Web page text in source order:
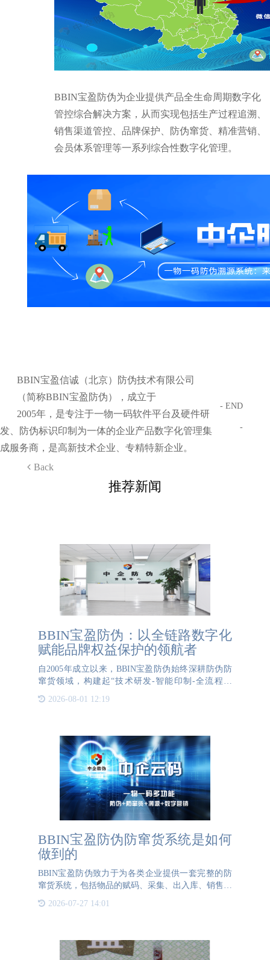
BBIN宝盈防伪为企业提供产品全生命周期数字化
管控综合解决方案，从而实现包括生产过程追溯、
销售渠道管控、品牌保护、防伪窜货、精准营销、
会员体系管理等一系列综合性数字化管理。
BBIN宝盈信诚（北京）防伪技术有限公司
（简称BBIN宝盈防伪），成立于
2005年，是专注于一物一码软件平台及硬件研
发、防伪标识印制为一体的企业产品数字化管理集
成服务商，是高新技术企业、专精特新企业。
Back
- END
-
推荐新闻
BBIN宝盈防伪：以全链路数字化
赋能品牌权益保护的领航者
自2005年成立以来，BBIN宝盈防伪始终深耕防伪防
窜货领域，构建起“技术研发-智能印制-全流程溯
ISO9001质量体系认证及双软认证企业，其拥有华
2026-08-01 12:19
BBIN宝盈防伪防窜货系统是如何
做到的
BBIN宝盈防伪致力于为各类企业提供一套完整的防
窜货系统，包括物品的赋码、采集、出入库、销售等
全流程的信息跟踪。那么BBIN宝盈防伪的防窜货系
统是如何做到的呢？首先，BBIN宝盈云码的云码平
2026-07-27 14:01